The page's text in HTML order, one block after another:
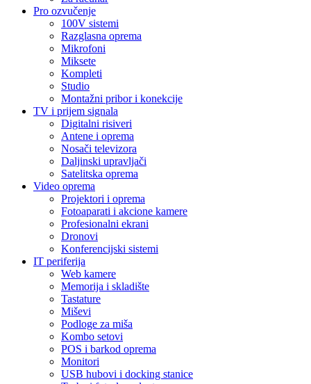
Pro ozvučenje
100V sistemi
Razglasna oprema
Mikrofoni
Miksete
Kompleti
Studio
Montažni pribor i konekcije
TV i prijem signala
Digitalni risiveri
Antene i oprema
Nosači televizora
Daljinski upravljači
Satelitska oprema
Video oprema
Projektori i oprema
Fotoaparati i akcione kamere
Profesionalni ekrani
Dronovi
Konferencijski sistemi
IT periferija
Web kamere
Memorija i skladište
Tastature
Miševi
Podloge za miša
Kombo setovi
POS i barkod oprema
Monitori
USB hubovi i docking stanice